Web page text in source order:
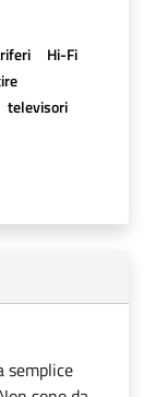
Hi-Fi
televisori